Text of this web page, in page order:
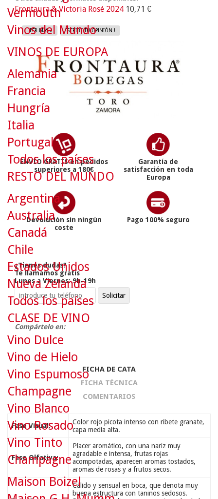
Frontaura & Victoria Rosé 2024 10,71 €
LEER MAS... ESCRIBE TU OPINIÓN !
ENVÍO GRATIS en pedidos
superiores a 180€
Garantía de
satisfacción en toda
Europa
Devolución sin ningún
coste
Pago 100% seguro
¿Tienes dudas?
Te llamamos gratis
Lunes a Viernes: 9h-19h
Compártelo en:
FICHA DE CATA
FICHA TÉCNICA
COMENTARIOS
Fase Visual:
Color rojo picota intenso con ribete granate,
capa media alta.
Fase Olfativa:
Placer aromático, con una nariz muy
agradable e intensa, frutas rojas
acompotadas, aparecen aromas tostados,
aromas de rosas y a frutos secos.
Cálido y sensual en boca, que denota muy
buena estructura con taninos sedosos.
Vermouth
Vinos del Mundo
VINOS DE EUROPA
Alemania
Francia
Hungría
Italia
Portugal
Todos los países
RESTO DEL MUNDO
Argentina
Australia
Canadá
Chile
Estados Unidos
Nueva Zelanda
Todos los países
CLASE DE VINO
Vino Dulce
Vino de Hielo
Vino Espumoso
Champagne
Vino Blanco
Vino Rosado
Vino Tinto
Champagne
Maison Boizel